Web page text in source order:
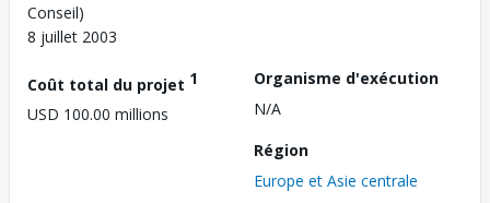
Conseil)
8 juillet 2003
Coût total du projet 1
USD 100.00 millions
Organisme d'exécution
N/A
Région
Europe et Asie centrale